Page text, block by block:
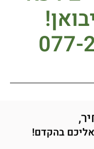
077-
בהקדם!